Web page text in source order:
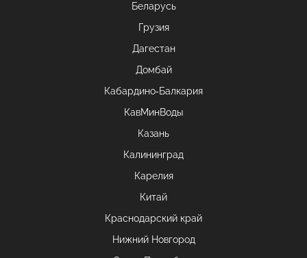
Беларусь
Грузия
Дагестан
Домбай
Кабардино-Балкария
КавМинВоды
Казань
Калининград
Карелия
Китай
Краснодарский край
Нижний Новгород